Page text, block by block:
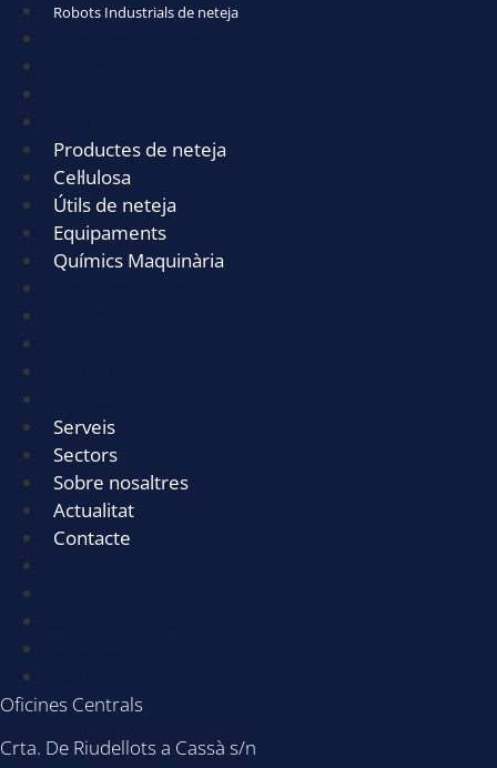
Robots Industrials de neteja
Productes de neteja
Cel·lulosa
Útils de neteja
Equipaments
Químics Maquinària
Serveis
Sectors
Sobre nosaltres
Actualitat
Contacte
Oficines Centrals
Crta. De Riudellots a Cassà s/n